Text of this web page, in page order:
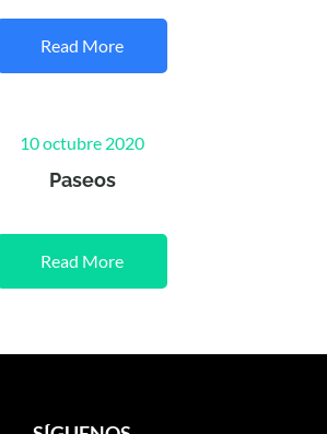
Read More
Posted
10 octubre 2020
Paseos
Read More